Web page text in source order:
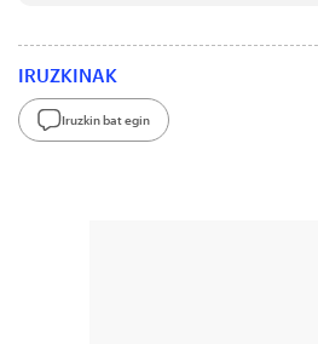
IRUZKINAK
Iruzkin bat egin